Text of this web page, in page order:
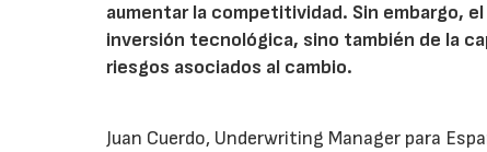
aumentar la competitividad. Sin embargo,
inversión tecnológica, sino también de la
riesgos asociados al cambio.
Juan Cuerdo, Underwriting Manager para